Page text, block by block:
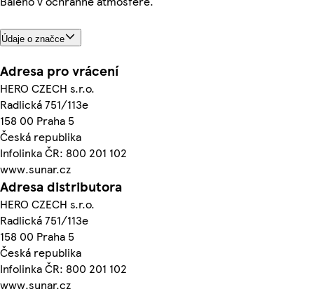
Údaje o značce
Adresa pro vrácení
HERO CZECH s.r.o.
Radlická 751/113e
158 00 Praha 5
Česká republika
Infolinka ČR: 800 201 102
www.sunar.cz
Adresa distributora
HERO CZECH s.r.o.
Radlická 751/113e
158 00 Praha 5
Česká republika
Infolinka ČR: 800 201 102
www.sunar.cz